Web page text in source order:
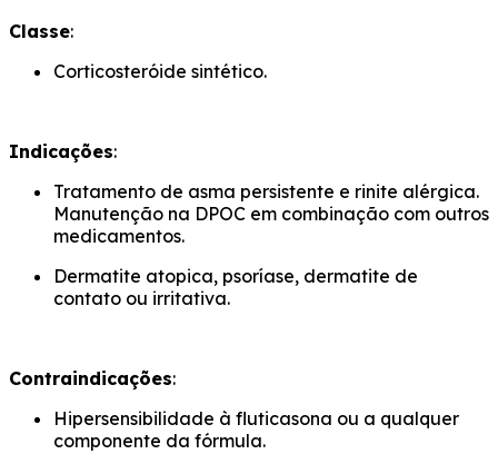
Classe:
Corticosteróide sintético.
Indicações:
Tratamento de asma persistente e rinite alérgica.
Manutenção na DPOC em combinação com outros
medicamentos.
Dermatite atopica, psoríase, dermatite de
contato ou irritativa.
Contraindicações:
Hipersensibilidade à fluticasona ou a qualquer
componente da fórmula.